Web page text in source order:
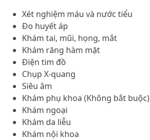
Xét nghiệm máu và nước tiểu
Đo huyết áp
Khám tai, mũi, họng, mắt
Khám răng hàm mặt
Điện tim đồ
Chụp X-quang
Siêu âm
Khám phụ khoa (Không bắt buộc)
Khám ngoại
Khám da liễu
Khám nội khoa